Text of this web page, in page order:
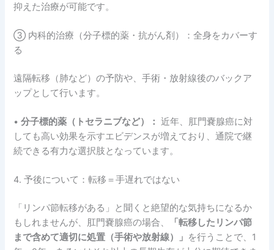
抑えた治療が可能です。
③ 内科的治療（分子標的薬・抗がん剤）：全身をカバーす
る
遠隔転移（肺など）の予防や、手術・放射線後のバックア
ップとして行います。
•分子標的薬（トセラニブなど）： 近年、肛門嚢腺癌に対
しても高い効果を示すエビデンスが増えており、通院で継
続できる有力な選択肢となっています。
4. 予後について：転移＝手遅れではない
「リンパ節転移がある」と聞くと絶望的な気持ちになるか
もしれませんが、肛門嚢腺癌の場合、
「転移したリンパ節
まで含めて適切に処置（手術や放射線）」 を行うことで、1